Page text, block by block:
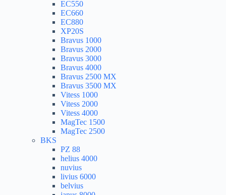
EC550
EC660
EC880
XP20S
Bravus 1000
Bravus 2000
Bravus 3000
Bravus 4000
Bravus 2500 MX
Bravus 3500 MX
Vitess 1000
Vitess 2000
Vitess 4000
MagTec 1500
MagTec 2500
BKS
PZ 88
helius 4000
nuvius
livius 6000
belvius